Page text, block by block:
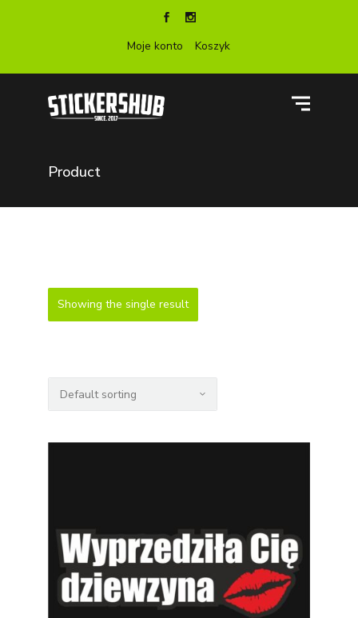
Moje konto Koszyk
Product
Showing the single result